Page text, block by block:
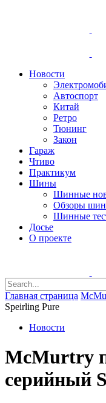
Новости
Автоспорт
Китай
Ретро
Тюнинг
Закон
Гараж
Чтиво
Практикум
Шины
Шинные
Обзоры шин
Шинные
Досье
О проекте
Главная страница
Speirling Pure
Новости
McMurtry
серийный